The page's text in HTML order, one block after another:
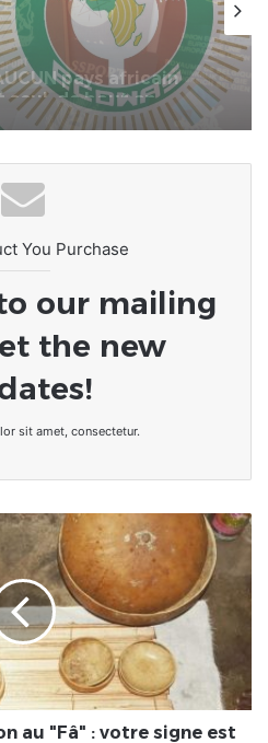
proviennent les fonds
de l’organisation
You Purchase
our mailing
the new
sit amet, consectetur.
au "Fâ" : votre signe est